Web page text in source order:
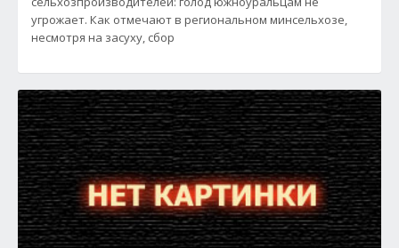
угрожает. Как отмечают в региональном минсельхозе,
несмотря на засуху, сбор